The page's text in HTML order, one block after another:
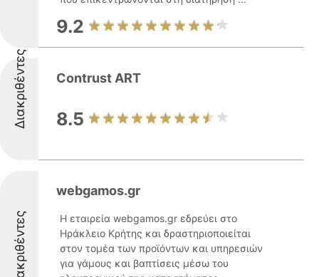
9.2
Διακριθέντες Contrust ART
8.5
Διακριθέντες
webgamos.gr
Η εταιρεία webgamos.gr εδρεύει στο
Ηράκλειο Κρήτης και δραστηριοποιείται
στον τομέα των προϊόντων και υπηρεσιών
για γάμους και βαπτίσεις μέσω του